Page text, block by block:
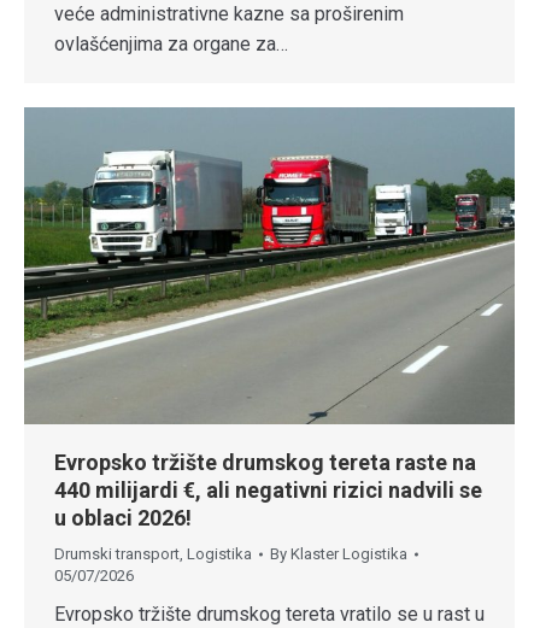
veće administrativne kazne sa proširenim
ovlašćenjima za organe za…
Evropsko tržište drumskog tereta raste na
440 milijardi €, ali negativni rizici nadvili se
u oblaci 2026!
Drumski transport, Logistika By Klaster Logistika
05/07/2026
Evropsko tržište drumskog tereta vratilo se u rast u